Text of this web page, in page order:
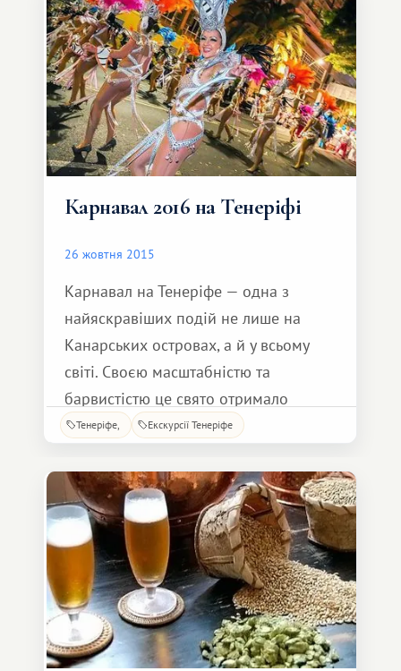
напою абсолютно неповторними! Не
дивно, що Король Карл III завершував
мальвазією свої
Карнавал 2016 на Тенеріфі
26 жовтня 2015
Карнавал на Тенеріфе — одна з
найяскравіших подій не лише на
Канарських островах, а й у всьому
світі. Своєю масштабністю та
барвистістю це свято отримало
звання найбільшого в Європі,
бразильського карнавалу в Ріо-де-
Жанейро. Карнавальні кортежі йдуть
по всьому острову, але найяскравіше
видовище ви побачите
Тенеріфе Екскурсії Тенеріфе